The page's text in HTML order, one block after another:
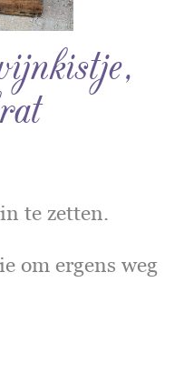
te zetten.
om ergens weg